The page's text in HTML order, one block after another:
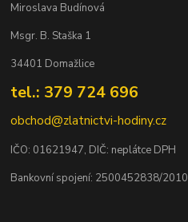
Miroslava Budínová
Msgr. B. Staška 1
34401 Domažlice
tel.: 379 724 696
obchod@zlatnictvi-hodiny.cz
IČO: 01621947, DIČ: neplátce DPH
Bankovní spojení: 2500452838/2010